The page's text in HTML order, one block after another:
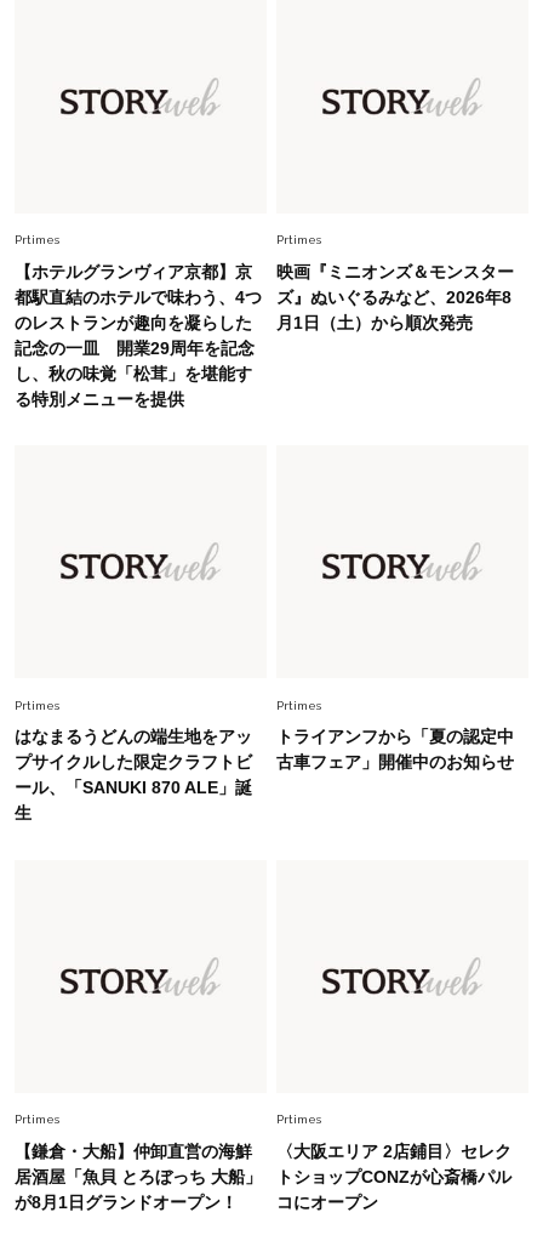
幸福感”に目が向いた」ライフスタイルも、服も
Fashion 2026.7.16
白黒でもこんなに華やぐ！40代、夏の「甘めト
ップス×パンツ」コーデ〈3選〉
Fashion 2026.5.29
今、40代の「メガネ＆サングラス」のトレンド
オシャレ40代の【ワンピ＆オールインワン】最
旬着こなし3選。地味見え回避のコツは「バッグ
選び」！
26年夏は「小ぶり」が大流行中！人と被らない
【最旬かごバッグ】6選
カバーも叶う厳選アイテム〈13選〉
Prtimes
【ホテルグランヴィア京都】京
都駅直結のホテルで味わう、4つ
のレストランが趣向を凝らした
記念の一皿 開業29周年を記念
し、秋の味覚「松茸」を堪能す
る特別メニューを提供
Prtimes
映画『ミニオンズ＆モンスター
ズ』ぬいぐるみなど、2026年8
月1日（土）から順次発売
Prtimes
はなまるうどんの端生地をアッ
プサイクルした限定クラフトビ
ール、「SANUKI 870 ALE」誕
生
Prtimes
トライアンフから「夏の認定中
古車フェア」開催中のお知らせ
Prtimes
【鎌倉・大船】仲卸直営の海鮮
居酒屋「魚貝 とろぼっち 大船」
が8月1日グランドオープン！
Prtimes
〈大阪エリア 2店鋪目〉セレク
トショップCONZが心斎橋パル
コにオープン